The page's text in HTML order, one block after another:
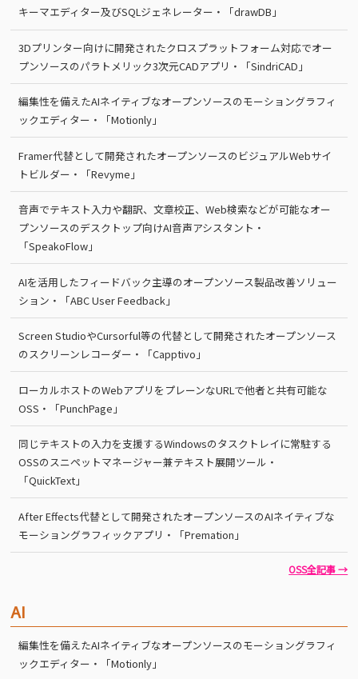
キーマエディター及びSQLジェネレーター・「drawDB」
3Dプリンター向けに開発されたクロスプラットフォーム対応でオー
プンソースのパラトメリック3次元CADアプリ・「SindriCAD」
編集性を備えたAIネイティブなオープンソースのモーショングラフィ
ックエディター・「Motionly」
Framer代替として開発されたオープンソースのビジュアルWebサイ
トビルダー・「Revyme」
音声でテキスト入力や翻訳、文章校正、Web検索などが可能なオー
プンソースのデスクトップ向けAI音声アシスタント・
「SpeakoFlow」
AIを活用したフィードバック主導のオープンソース製品改善ソリュー
ション・「ABC User Feedback」
Screen StudioやCursorful等の代替として開発されたオープンソース
のスクリーンレコーダー・「Capptivo」
ローカルホストのWebアプリをプレーンなURLで他者と共有可能な
OSS・「PunchPage」
同じテキストの入力を支援するWindowsのタスクトレイに常駐する
OSSのスニペットマネージャー兼テキスト展開ツール・
「QuickText」
After Effects代替として開発されたオープンソースのAIネイティブな
モーショングラフィックアプリ・「Premation」
OSS全記事 →
AI
編集性を備えたAIネイティブなオープンソースのモーショングラフィ
ックエディター・「Motionly」